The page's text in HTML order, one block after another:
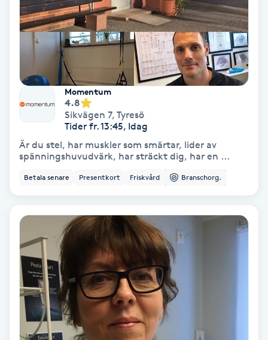
Färgning
Föning
Gellack
Gellack med förstärkning
Gravidmassage
Gravidyoga
Gruppträning
Gua Sha-massage
Momentum
4.8
Sikvägen 7, Tyresö
Tider fr. 13:45, Idag
Är du stel, har muskler som smärtar, lider av
spänningshuvudvärk, har sträckt dig, har en ...
Betala senare Presentkort Friskvård Branschorg.